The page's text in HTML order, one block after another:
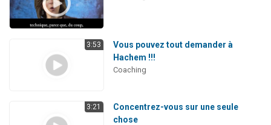
3:53
Vous pouvez tout demander à
Hachem !!!
Coaching
3:21
Concentrez-vous sur une seule
chose